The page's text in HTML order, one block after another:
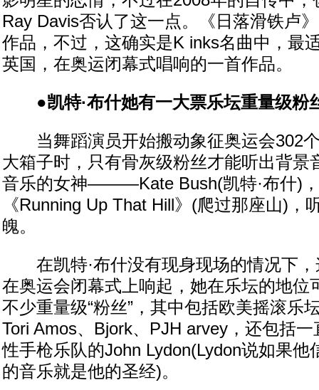
Ray Davis否认了这一点。《日落滑铁卢
作品，不过，这确实是K inks名曲中，最
英国，在奥运闭幕式唱响的一首作品。
●凯特·布什她有一大票乐坛重量级粉
当舞蹈演员开始搬动象征奥运会302个
大箱子时，只有骨灰级粉丝才能听出背景
音乐的女神———Kate Bush(凯特·布什)
《Running Up That Hill》(爬过那座山)，
魄。
在凯特·布什没有现身现场的情况下，
在奥运会闭幕式上响起，她在乐坛的地位
不少重量级“粉丝”，其中包括欧美摇滚乐
Tori Amos、Bjork、PJH arvey，还包括
性手枪乐队的John Lydon(Lydon说如果他
的音乐就是他的圣经)。